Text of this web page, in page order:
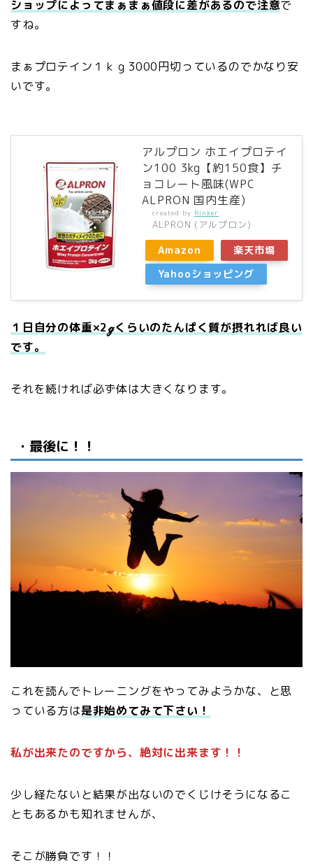
ショップによってまぁまぁ値段に差があるので注意で
すね。
まぁプロテイン１ｋｇ3000円切っているのでかなり安
いです。
アルプロン ホエイプロテイ
ン100 3kg【約150食】チ
ョコレート風味(WPC
ALPRON 国内生産)
created by Rinker
ALPRON (アルプロン)
Amazon
楽天市場
Yahooショッピング
１日自分の体重×2ℊくらいのたんぱく質が摂れれば良い
です。
それを続ければ必ず体は大きくなります。
・最後に！！
これを読んでトレーニングをやってみようかな、と思
っている方は是非始めてみて下さい！
私が出来たのですから、絶対に出来ます！！
少し経たないと結果が出ないのでくじけそうになるこ
ともあるかも知れませんが、
そこが勝負です！！